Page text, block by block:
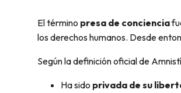
El término presa de conciencia
los derechos humanos. Desde
Según la definición oficial de
Ha sido privada de su